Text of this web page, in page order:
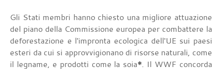
Gli Stati membri hanno chiesto una migliore attuazione
del piano della Commissione europea per combattere la
deforestazione e l'impronta ecologica dell'UE sui paesi
esteri da cui si approvvigionano di risorse naturali, come
il legname, e prodotti come la soia*. Il WWF concorda